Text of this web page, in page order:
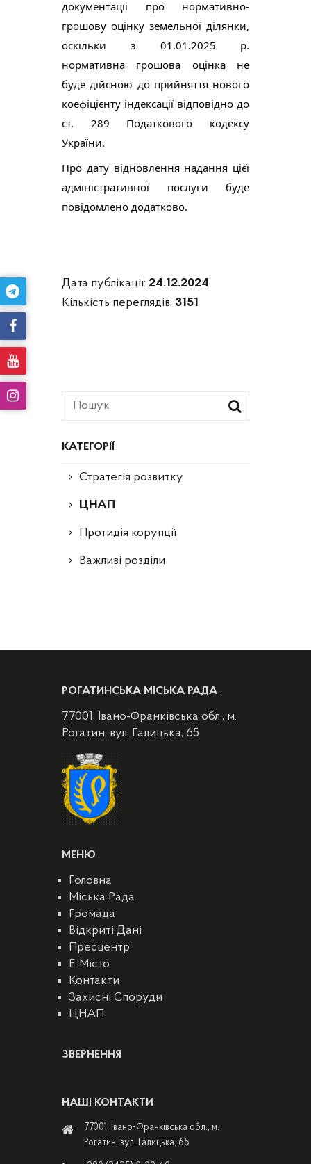
КАТЕГОРІЇ
Стратегія розвитку
ЦНАП
Протидія корупції
Важливі розділи
документації про нормативно-
грошову оцінку земельної ділянки,
оскільки з 01.01.2025 р.
нормативна грошова оцінка не
буде дійсною до прийняття нового
коефіцієнту індексації відповідно до
ст. 289 Податкового кодексу
України.
Про дату відновлення надання цієї
адміністративної послуги буде
повідомлено додатково.
Дата публікації: 24.12.2024
Кількість переглядів: 3151
РОГАТИНСЬКА МІСЬКА РАДА
77001, Івано-Франківська обл., м.
Рогатин, вул. Галицька, 65
МЕНЮ
Головна
Міська Рада
Громада
Відкриті Дані
Пресцентр
E-Місто
Контакти
Захисні Споруди
ЦНАП
ЗВЕРНЕННЯ
НАШІ КОНТАКТИ
77001, Івано-Франківська обл., м.
Рогатин, вул. Галицька, 65